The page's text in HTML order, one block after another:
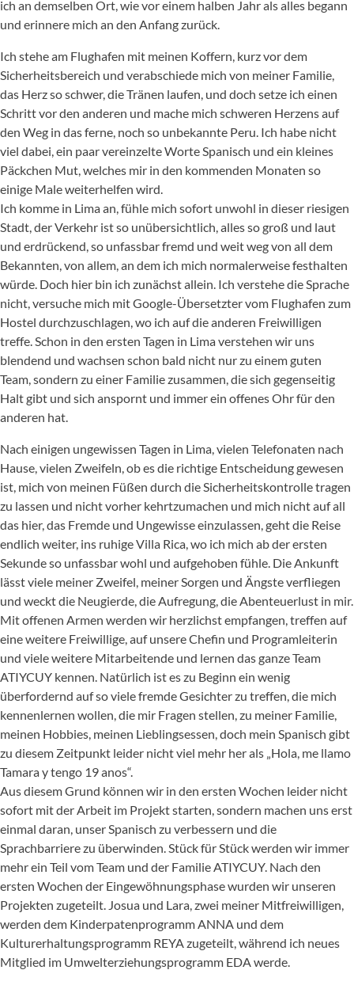
ich an demselben Ort, wie vor einem halben Jahr als alles begann
und erinnere mich an den Anfang zurück.
Ich stehe am Flughafen mit meinen Koffern, kurz vor dem
Sicherheitsbereich und verabschiede mich von meiner Familie,
das Herz so schwer, die Tränen laufen, und doch setze ich einen
Schritt vor den anderen und mache mich schweren Herzens auf
den Weg in das ferne, noch so unbekannte Peru. Ich habe nicht
viel dabei, ein paar vereinzelte Worte Spanisch und ein kleines
Päckchen Mut, welches mir in den kommenden Monaten so
einige Male weiterhelfen wird.
Ich komme in Lima an, fühle mich sofort unwohl in dieser riesigen
Stadt, der Verkehr ist so unübersichtlich, alles so groß und laut
und erdrückend, so unfassbar fremd und weit weg von all dem
Bekannten, von allem, an dem ich mich normalerweise festhalten
würde. Doch hier bin ich zunächst allein. Ich verstehe die Sprache
nicht, versuche mich mit Google-Übersetzter vom Flughafen zum
Hostel durchzuschlagen, wo ich auf die anderen Freiwilligen
treffe. Schon in den ersten Tagen in Lima verstehen wir uns
blendend und wachsen schon bald nicht nur zu einem guten
Team, sondern zu einer Familie zusammen, die sich gegenseitig
Halt gibt und sich anspornt und immer ein offenes Ohr für den
anderen hat.
Nach einigen ungewissen Tagen in Lima, vielen Telefonaten nach
Hause, vielen Zweifeln, ob es die richtige Entscheidung gewesen
ist, mich von meinen Füßen durch die Sicherheitskontrolle tragen
zu lassen und nicht vorher kehrtzumachen und mich nicht auf all
das hier, das Fremde und Ungewisse einzulassen, geht die Reise
endlich weiter, ins ruhige Villa Rica, wo ich mich ab der ersten
Sekunde so unfassbar wohl und aufgehoben fühle. Die Ankunft
lässt viele meiner Zweifel, meiner Sorgen und Ängste verfliegen
und weckt die Neugierde, die Aufregung, die Abenteuerlust in mir.
Mit offenen Armen werden wir herzlichst empfangen, treffen auf
eine weitere Freiwillige, auf unsere Chefin und Programleiterin
und viele weitere Mitarbeitende und lernen das ganze Team
ATIYCUY kennen. Natürlich ist es zu Beginn ein wenig
überfordernd auf so viele fremde Gesichter zu treffen, die mich
kennenlernen wollen, die mir Fragen stellen, zu meiner Familie,
meinen Hobbies, meinen Lieblingsessen, doch mein Spanisch gibt
zu diesem Zeitpunkt leider nicht viel mehr her als „Hola, me llamo
Tamara y tengo 19 anos“.
Aus diesem Grund können wir in den ersten Wochen leider nicht
sofort mit der Arbeit im Projekt starten, sondern machen uns erst
einmal daran, unser Spanisch zu verbessern und die
Sprachbarriere zu überwinden. Stück für Stück werden wir immer
mehr ein Teil vom Team und der Familie ATIYCUY. Nach den
ersten Wochen der Eingewöhnungsphase wurden wir unseren
Projekten zugeteilt. Josua und Lara, zwei meiner Mitfreiwilligen,
werden dem Kinderpatenprogramm ANNA und dem
Kulturerhaltungsprogramm REYA zugeteilt, während ich neues
Mitglied im Umwelterziehungsprogramm EDA werde.